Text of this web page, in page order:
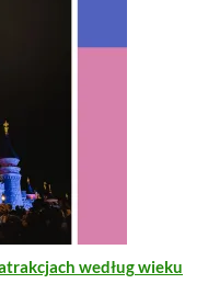
według wieku